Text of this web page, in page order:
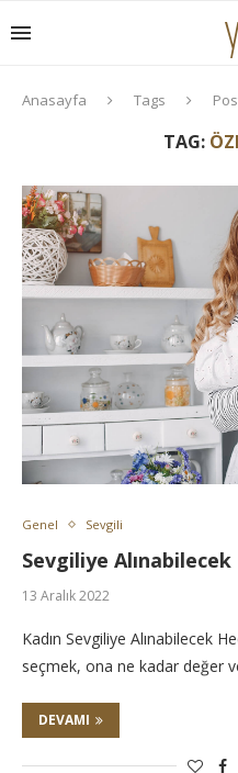
Anasayfa Tags
TAG:
Genel Sevgili
Sevgiliye
13 Aralık 2022
Kadın Sevgiliye Alınabilecek
seçmek, ona ne kadar değer
DEVAMI